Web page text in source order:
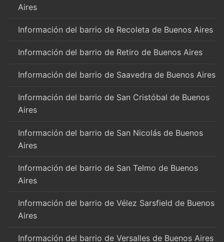
Aires
Información del barrio de Recoleta de Buenos Aires
Información del barrio de Retiro de Buenos Aires
Información del barrio de Saavedra de Buenos Aires
Información del barrio de San Cristóbal de Buenos
Aires
Información del barrio de San Nicolás de Buenos
Aires
Información del barrio de San Telmo de Buenos
Aires
Información del barrio de Vélez Sarsfield de Buenos
Aires
Información del barrio de Versalles de Buenos Aires